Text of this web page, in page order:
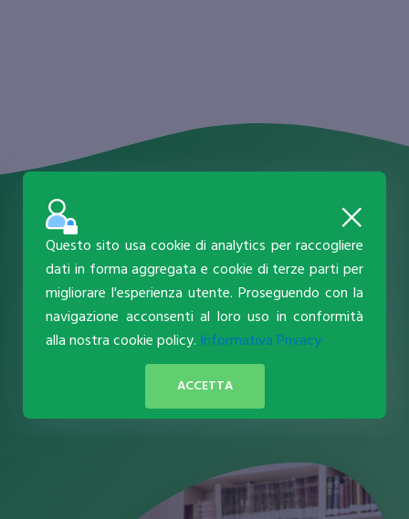
Sei Interessato Ad Un
Corso?
Contattaci
Questo sito usa cookie di analytics per raccogliere
dati in forma aggregata e cookie di terze parti per
migliorare l'esperienza utente. Proseguendo con la
navigazione acconsenti al loro uso in conformità
alla nostra cookie policy. Informativa Privacy
ACCETTA